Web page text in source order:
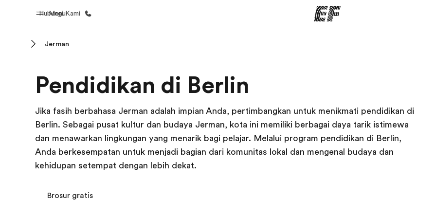
Menu
Hubungi Kami
Selamat datang di EF Lihat semua program
Jerman
Pendidikan di Berlin
Jika fasih berbahasa Jerman adalah impian Anda, pertimbangkan untuk menikmati pendidikan di
Berlin. Sebagai pusat kultur dan budaya Jerman, kota ini memiliki berbagai daya tarik istimewa
dan menawarkan lingkungan yang menarik bagi pelajar. Melalui program pendidikan di Berlin,
Anda berkesempatan untuk menjadi bagian dari komunitas lokal dan mengenal budaya dan
kehidupan setempat dengan lebih dekat.
Brosur gratis